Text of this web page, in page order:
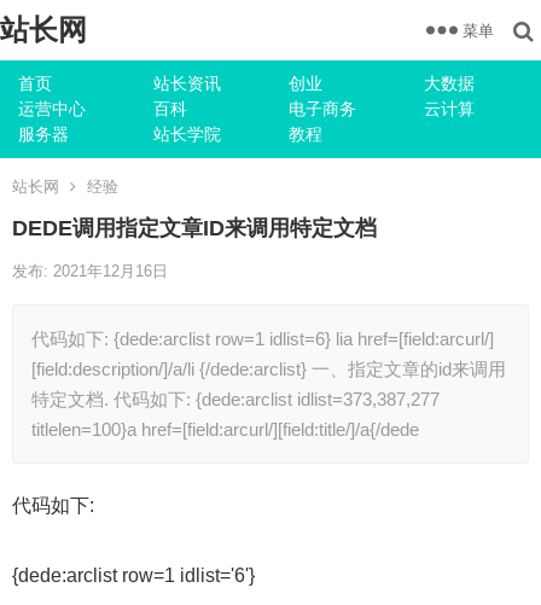
站长网
首页 站长资讯 创业
大数据
运营中心
百科 电子商务
云计算
服务器
站长学院 教程
菜单
站长网 经验
DEDE调用指定文章ID来调用特定文档
发布: 2021年12月16日
代码如下: {dede:arclist row=1 idlist=6} lia href=[field:arcurl/]
[field:description/]/a/li {/dede:arclist} 一、指定文章的id来调用
特定文档. 代码如下: {dede:arclist idlist=373,387,277
titlelen=100}a href=[field:arcurl/][field:title/]/a{/dede
代码如下:
{dede:arclist row=1 idlist='6'}